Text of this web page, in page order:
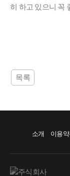
히 하고 있으니 꼭
목록
소개 이용